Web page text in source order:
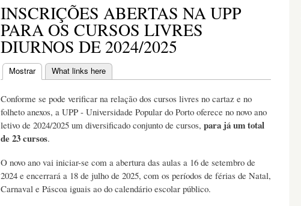
INSCRIÇÕES ABERTAS NA UPP
PARA OS CURSOS LIVRES
DIURNOS DE 2024/2025
Separadores primários
Mostrar(separador ativo)
What links here
Conforme se pode verificar na relação dos cursos livres no cartaz e no
folheto anexos, a UPP - Universidade Popular do Porto oferece no novo ano
letivo de 2024/2025 um diversificado conjunto de cursos, para já um total
de 23 cursos.
O novo ano vai iniciar-se com a abertura das aulas a 16 de setembro de
2024 e encerrará a 18 de julho de 2025, com os períodos de férias de Natal,
Carnaval e Páscoa iguais ao do calendário escolar público.